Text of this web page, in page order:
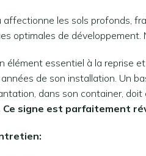
affectionne les sols profonds,
optimales de
élément essentiel à la reprise
de son installation. Un
dans son container, doit
signe est parfaitement